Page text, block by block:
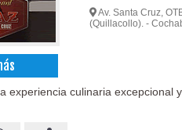
Av. Santa Cruz,
(Quillacollo). -
experiencia culinaria excepcional